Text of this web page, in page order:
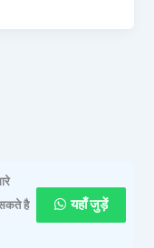
है
यहाँ जुड़ें